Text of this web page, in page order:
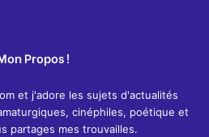
Propos !
et j'adore les sujets d'actualités
cinéphiles, poétique et
partages mes trouvailles.